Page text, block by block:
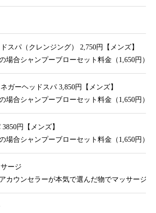
スパ（クレンジング） 2,750円【メンズ】
場合シャンプーブローセット料金（1,650円）
ガーヘッドスパ 3,850円【メンズ】
場合シャンプーブローセット料金（1,650円）
円【メンズ】
場合シャンプーブローセット料金（1,650円）
ージ
カウンセラーが本気で選んだ物でマッサージ